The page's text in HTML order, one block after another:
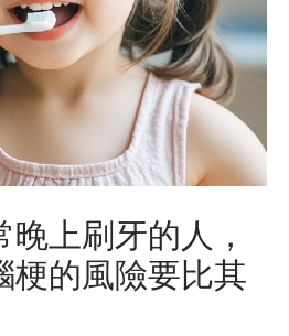
上刷牙的人，
梗的風險要比其